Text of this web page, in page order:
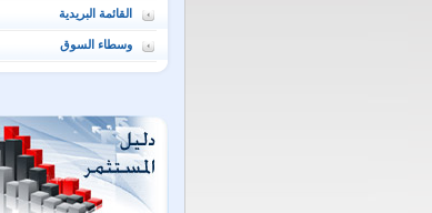
القائمة البريدية
وسطاء السوق